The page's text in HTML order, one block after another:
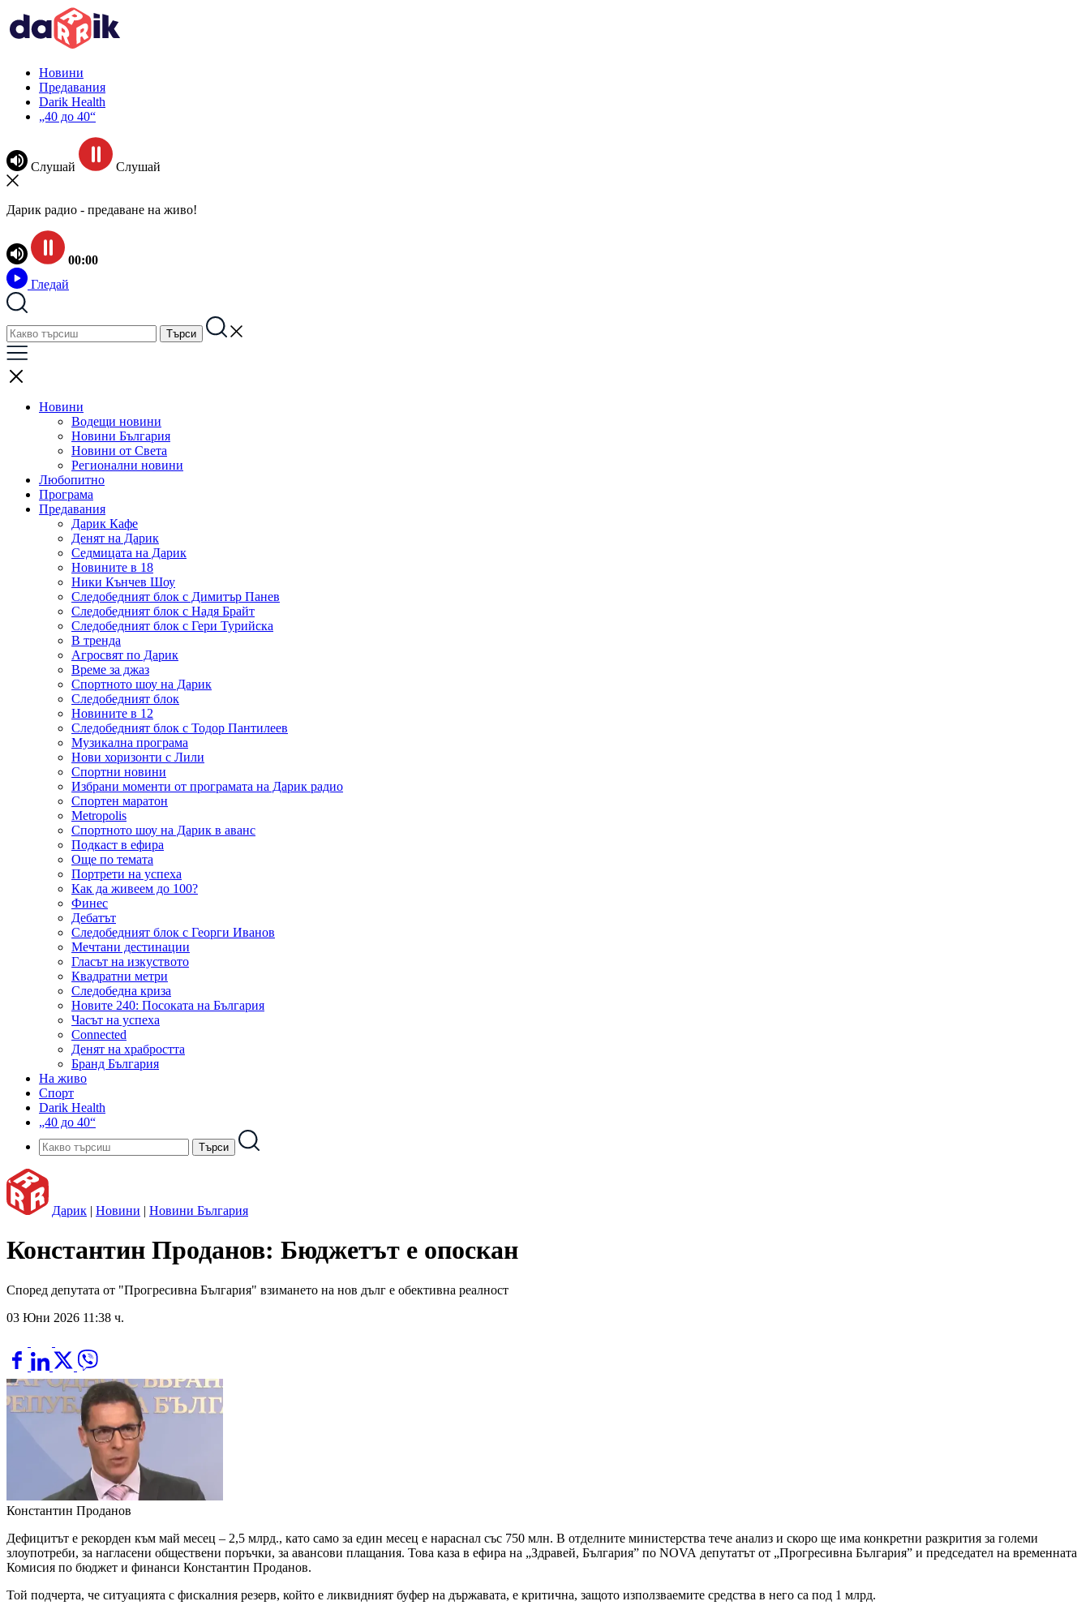
Новини
Предавания
Darik Health
„40 до 40“
Слушай Слушай
Дарик радио - предаване на живо!
00:00
Гледай
Новини
Водещи новини
Новини България
Новини от Света
Регионални новини
Любопитно
Програма
Предавания
Дарик Кафе
Денят на Дарик
Седмицата на Дарик
Новините в 18
Ники Кънчев Шоу
Следобедният блок с Димитър Панев
Следобедният блок с Надя Брайт
Следобедният блок с Гери Турийска
В тренда
Агросвят по Дарик
Време за джаз
Спортното шоу на Дарик
Следобедният блок
Новините в 12
Следобедният блок с Тодор Пантилеев
Музикална програма
Нови хоризонти с Лили
Спортни новини
Избрани моменти от програмата на Дарик радио
Спортен маратон
Metropolis
Спортното шоу на Дарик в аванс
Подкаст в ефира
Още по темата
Портрети на успеха
Как да живеем до 100?
Финес
Дебатът
Следобедният блок с Георги Иванов
Мечтани дестинации
Гласът на изкуството
Квадратни метри
Следобедна криза
Новите 240: Посоката на България
Часът на успеха
Connected
Денят на храбростта
Бранд България
На живо
Спорт
Darik Health
„40 до 40“
Дарик | Новини | Новини България
Константин Проданов: Бюджетът е опоскан
Според депутата от "Прогресивна България" взимането на нов дълг е обективна реалност
03 Юни 2026 11:38 ч.
Константин Проданов
Дефицитът е рекорден към май месец – 2,5 млрд., като само за един месец е нараснал със 750 млн. В отделните министерства тече анализ и скоро ще има конкретни разкрития за големи
злоупотреби, за нагласени обществени поръчки, за авансови плащания. Това каза в ефира на „Здравей, България” по NOVA депутатът от „Прогресивна България” и председател на временната
Комисия по бюджет и финанси Константин Проданов.
Той подчерта, че ситуацията с фискалния резерв, който е ликвидният буфер на държавата, е критична, защото използваемите средства в него са под 1 млрд.